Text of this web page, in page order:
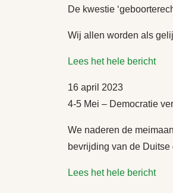
De kwestie
Wij allen worden als
Lees het hele bericht
16 april 2023
4-5 Mei – Democratie
We naderen de
bevrijding van de
Lees het hele bericht